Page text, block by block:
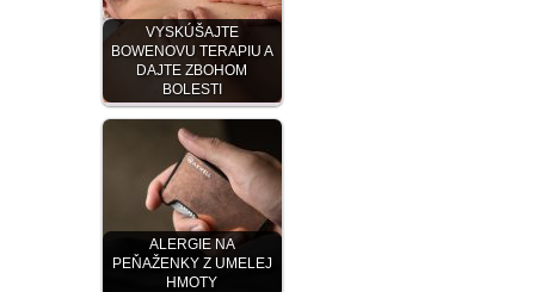
VYSKÚŠAJTE
BOWENOVU TERAPIU A
DAJTE ZBOHOM
BOLESTI
ALERGIE NA
PEŇAŽENKY Z UMELEJ
HMOTY